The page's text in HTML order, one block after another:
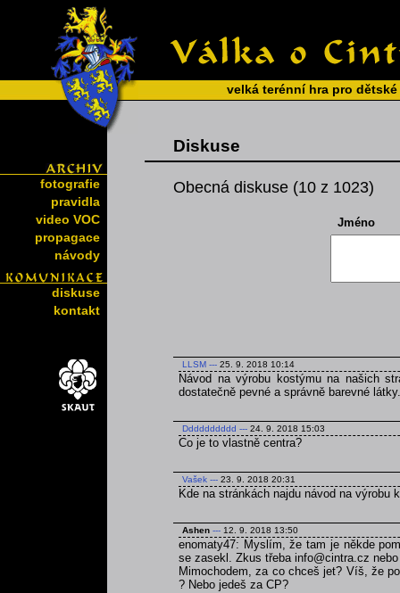
velká terénní hra pro
fotografie
pravidla
video VOC
propagace
návody
diskuse
kontakt
Diskuse
Obecná diskuse (10 z 1023)
Jméno
LLSM --- 25. 9. 2018 10:14
Návod na výrobu kostýmu na našich
dostatečně pevné a správně barevné látky.
Dddddddddd --- 24. 9. 2018 15:03
Co je to vlastně centra?
Vašek --- 23. 9. 2018 20:31
Kde na stránkách najdu návod na výrobu
Ashen --- 12. 9. 2018 13:50
enomaty47: Myslím, že tam je někde
se zasekl. Zkus třeba info@cintra.cz
Mimochodem, za co chceš jet? Víš, že
? Nebo jedeš za CP?